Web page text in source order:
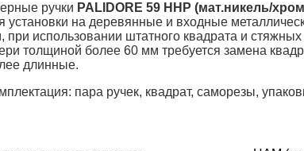
ручки PALIDORE 59 HHP (мат.никель/
установки на деревянные и входные
при использовании штатного квадрата и
толщиной более 60 мм требуется замена
длинные.
пара ручек, квадрат, саморезы,